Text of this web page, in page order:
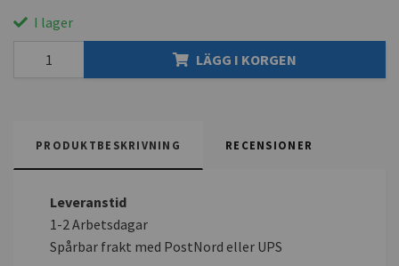
I lager
LÄGG I KORGEN
PRODUKTBESKRIVNING RECENSIONER
Leveranstid
1-2 Arbetsdagar
Spårbar frakt med PostNord eller UPS